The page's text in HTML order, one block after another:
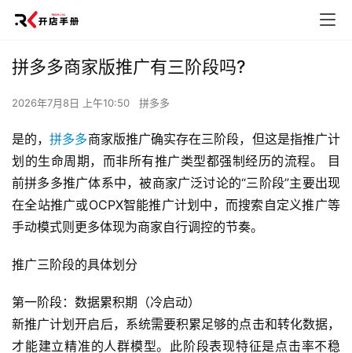
拼多多商家版推广有三阶段吗?
2026年7月8日 上午10:50 拼多多
是的，拼多多商家版推广确实存在三阶段，但这是指推广计
划的生命周期，而非所有推广类型都强制经历的流程。 目
前拼多多推广体系中，被商家广泛讨论的“三阶段”主要出现
在全站推广或OCPX智能推广计划中，而搜索自定义推广等
手动模式则更多体现为商家自行调控的节奏。
推广三阶段的具体划分
第一阶段：数据累积期（冷启动）
新推广计划开启后，系统需要积累足够的点击和转化数据，
才能建立精准的人群模型。此阶段表现特征是点击率不稳